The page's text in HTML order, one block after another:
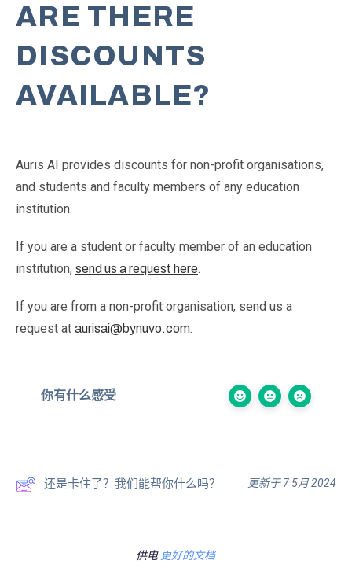
ARE THERE
DISCOUNTS
AVAILABLE?
Auris AI provides discounts for non-profit organisations,
and students and faculty members of any education
institution.
If you are a student or faculty member of an education
institution, send us a request here.
If you are from a non-profit organisation, send us a
request at aurisai@bynuvo.com.
你有什么感受
还是卡住了？我们能帮你什么吗？ 更新于 7 5月 2024
供电 更好的文档